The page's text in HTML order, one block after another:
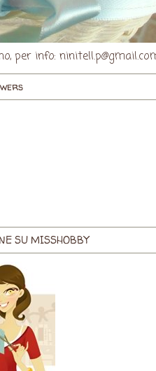
per info:
SU MISSHOBBY